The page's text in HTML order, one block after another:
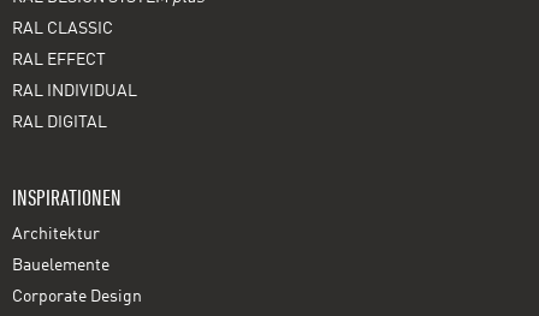
RAL CLASSIC
RAL EFFECT
RAL INDIVIDUAL
RAL DIGITAL
INSPIRATIONEN
Architektur
Bauelemente
Corporate Design